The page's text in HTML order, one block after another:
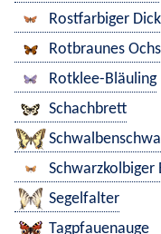
Rostfarbiger
Rotbraunes
Rotklee-Bläuling
Schachbrett
Schwarzkolbiger
Segelfalter
Tagpfauenauge